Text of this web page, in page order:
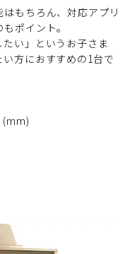
もちろん、対応アプリ
ポイント。
たい」というお子さま
方におすすめの1台で
(mm)